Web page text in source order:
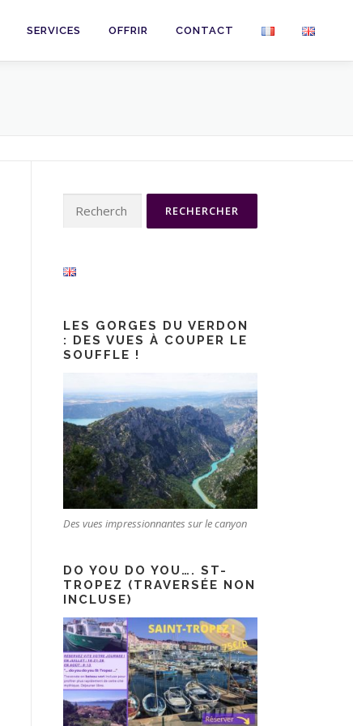
SERVICES OFFRIR CONTACT
LES GORGES DU VERDON
: DES VUES À COUPER LE
SOUFFLE !
Des vues impressionnantes sur le canyon
DO YOU DO YOU…. ST-
TROPEZ (TRAVERSÉE NON
INCLUSE)